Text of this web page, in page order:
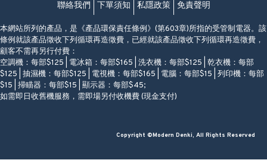
聯絡我們 下單須知 私隱政策 免責聲明
本網站所列的產品，是《產品環保責任條例》(第603章)所指的受管制電器。該
條例就該產品徵收下列循環再造徵費，已經就該產品徵收下列循環再造徵費，
顧客不需再另行付費：
空調機：每部$125 | 電冰箱：每部$165 | 洗衣機：每部$125 | 乾衣機：每部
$125 | 抽濕機：每部$125 | 電視機：每部$165 | 電腦：每部$15 | 列印機：每部
$15 | 掃瞄器：每部$15 | 顯示器：每部$45;
如需即日收舊機服務，需即場另付收機費 (現金支付)
Copyright ©Modern Denki, All Rights Reserved